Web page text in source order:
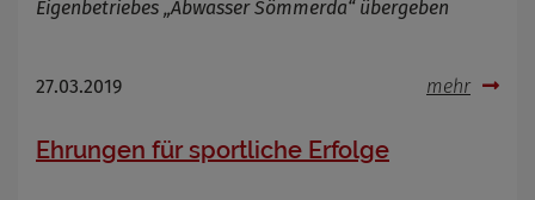
Eigenbetriebes „Abwasser Sömmerda“ übergeben
27.03.2019 mehr
Ehrungen für sportliche Erfolge